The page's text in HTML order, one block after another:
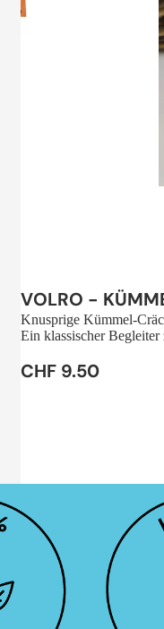
VOLRO -
Knusprige Kümmel-
Ein klassischer Begleiter
CHF 9.50